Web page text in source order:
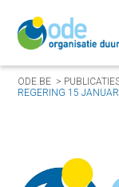
ODE.BE >
REGERING 15